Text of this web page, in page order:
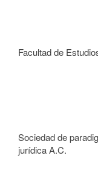
Facultad de
Sociedad de
jurídica A.C.